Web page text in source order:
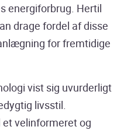
energiforbrug. Hertil
drage fordel af disse
for fremtidige
vist sig uvurderligt
livsstil.
velinformeret og